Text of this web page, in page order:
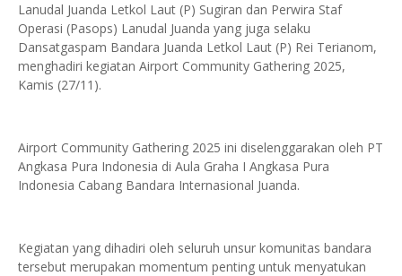
Lanudal Juanda Letkol Laut (P) Sugiran dan Perwira Staf
Operasi (Pasops) Lanudal Juanda yang juga selaku
Dansatgaspam Bandara Juanda Letkol Laut (P) Rei Terianom,
menghadiri kegiatan Airport Community Gathering 2025,
Kamis (27/11).
Airport Community Gathering 2025 ini diselenggarakan oleh PT
Angkasa Pura Indonesia di Aula Graha I Angkasa Pura
Indonesia Cabang Bandara Internasional Juanda.
‎Kegiatan yang dihadiri oleh seluruh unsur komunitas bandara
tersebut merupakan momentum penting untuk menyatukan